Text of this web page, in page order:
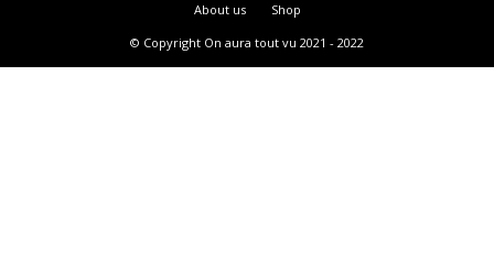
About us
Shop
© Copyright On aura tout vu 2021 - 2022